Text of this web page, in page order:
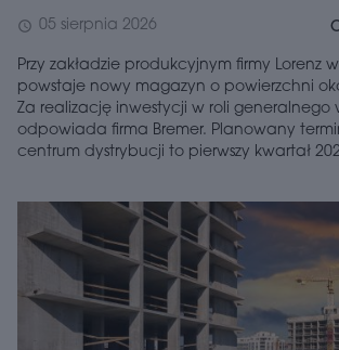
schedule 05 sierpnia 2026
Przy zakładzie produkcyjnym firmy Lorenz
powstaje nowy magazyn o powierzchni
Za realizację inwestycji w roli generalnego
odpowiada firma Bremer. Planowany
centrum dystrybucji to pierwszy kwartał